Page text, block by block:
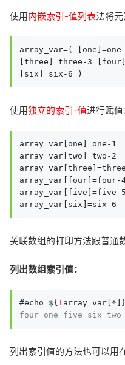
使用内嵌索引-值列表法将元
array_var=(
[three]=three-3
[six]=six-6 )
使用独立的索引-值进行赋值
array_var[one]=one-1
array_var[two]=two-2
array_var[four]=four-
array_var[five]=five-5
array_var[six]=six-6
关联数组的打印方法跟普通
列出数组索引值：
#echo ${ !
four one five six two
列出索引值的方法也可以用